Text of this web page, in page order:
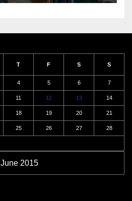
June 2015
T F S S
4 5 6 7
11 12 13 14
18 19 20 21
25 26 27 28